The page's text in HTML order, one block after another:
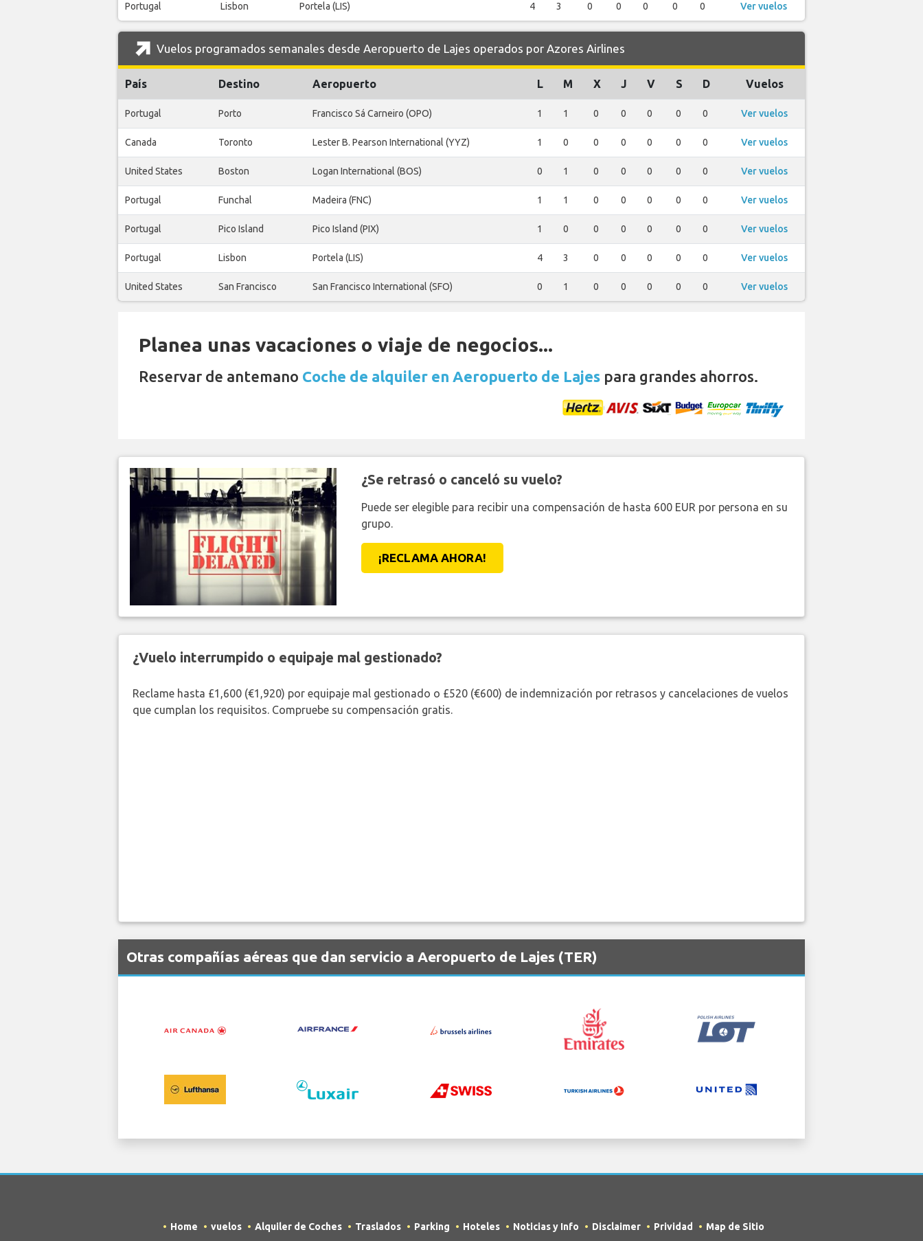
Portugal Lisbon Portela (LIS) 4 3 0 0 0 0 0 Ver vuelos
Vuelos programados semanales desde Aeropuerto de Lajes operados por Azores Airlines
País Destino Aeropuerto L M X J V S D Vuelos
Portugal Porto Francisco Sá Carneiro (OPO) 1 1 0 0 0 0 0 Ver vuelos
Canada Toronto Lester B. Pearson International (YYZ) 1 0 0 0 0 0 0 Ver vuelos
United States Boston Logan International (BOS) 0 1 0 0 0 0 0 Ver vuelos
Portugal Funchal Madeira (FNC) 1 1 0 0 0 0 0 Ver vuelos
Portugal Pico Island Pico Island (PIX) 1 0 0 0 0 0 0 Ver vuelos
Portugal Lisbon Portela (LIS) 4 3 0 0 0 0 0 Ver vuelos
United States San Francisco San Francisco International (SFO) 0 1 0 0 0 0 0 Ver vuelos
Planea unas vacaciones o viaje de negocios...
Reservar de antemano Coche de alquiler en Aeropuerto de Lajes para grandes ahorros.
¿Se retrasó o canceló su vuelo?
Puede ser elegible para recibir una compensación de hasta 600 EUR por persona en su
grupo.
¡RECLAMA AHORA!
¿Vuelo interrumpido o equipaje mal gestionado?
Reclame hasta £1,600 (€1,920) por equipaje mal gestionado o £520 (€600) de indemnización por retrasos y cancelaciones de vuelos
que cumplan los requisitos. Compruebe su compensación gratis.
Otras compañías aéreas que dan servicio a Aeropuerto de Lajes (TER)
Home vuelos Alquiler de Coches Traslados Parking Hoteles Noticias y Info Disclaimer Prividad Map de Sitio